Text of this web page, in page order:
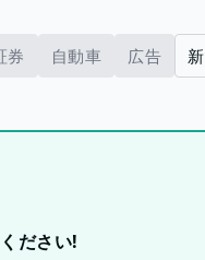
券 自動車 広告
ださい!